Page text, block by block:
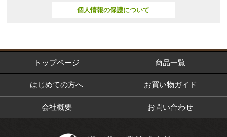
個人情報の保護について
トップページ 商品一覧
はじめての方へ お買い物ガイド
会社概要 お問い合わせ